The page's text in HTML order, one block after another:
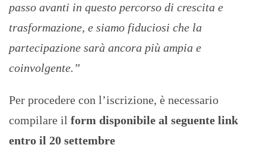
passo avanti in questo percorso di crescita e
trasformazione, e siamo fiduciosi che la
partecipazione sarà ancora più ampia e
coinvolgente.”
Per procedere con l’iscrizione, è necessario
compilare il form disponibile al seguente link
entro il 20 settembre